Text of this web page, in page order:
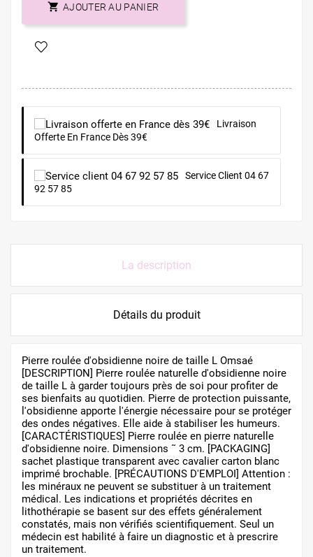
 AJOUTER AU PANIER
Livraison
Offerte En France Dès 39€
Service Client 04 67
92 57 85
La description
Détails du produit
Pierre roulée d'obsidienne noire de taille L Omsaé
[DESCRIPTION] Pierre roulée naturelle d'obsidienne noire
de taille L à garder toujours près de soi pour profiter de
ses bienfaits au quotidien. Pierre de protection puissante,
l'obsidienne apporte l'énergie nécessaire pour se protéger
des ondes négatives. Elle aide à stabiliser les humeurs.
[CARACTÉRISTIQUES] Pierre roulée en pierre naturelle
d'obsidienne noire. Dimensions ˜ 3 cm. [PACKAGING]
sachet plastique transparent avec cavalier carton blanc
imprimé brochable. [PRÉCAUTIONS D'EMPLOI] Attention :
les minéraux ne peuvent se substituer à un traitement
médical. Les indications et propriétés décrites en
lithothérapie se basent sur des effets généralement
constatés, mais non vérifiés scientifiquement. Seul un
médecin est habilité à faire un diagnostic et à prescrire
un traitement.